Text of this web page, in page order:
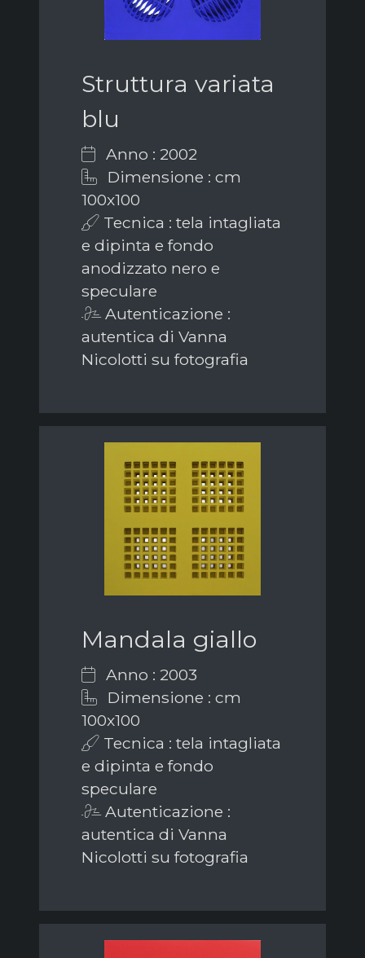
Struttura variata
blu
Anno : 2002
Dimensione : cm
100x100
Tecnica : tela intagliata
e dipinta e fondo
anodizzato nero e
speculare
Autenticazione :
autentica di Vanna
Nicolotti su fotografia
Mandala giallo
Anno : 2003
Dimensione : cm
100x100
Tecnica : tela intagliata
e dipinta e fondo
speculare
Autenticazione :
autentica di Vanna
Nicolotti su fotografia